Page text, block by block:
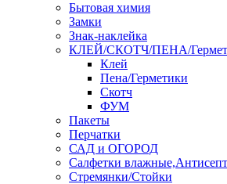
Бытовая химия
Замки
Знак-наклейка
КЛЕЙ/СКОТЧ/ПЕНА/
Клей
Пена/Герметики
Скотч
ФУМ
Пакеты
Перчатки
САД и ОГОРОД
Салфетки
Стремянки/Стойки